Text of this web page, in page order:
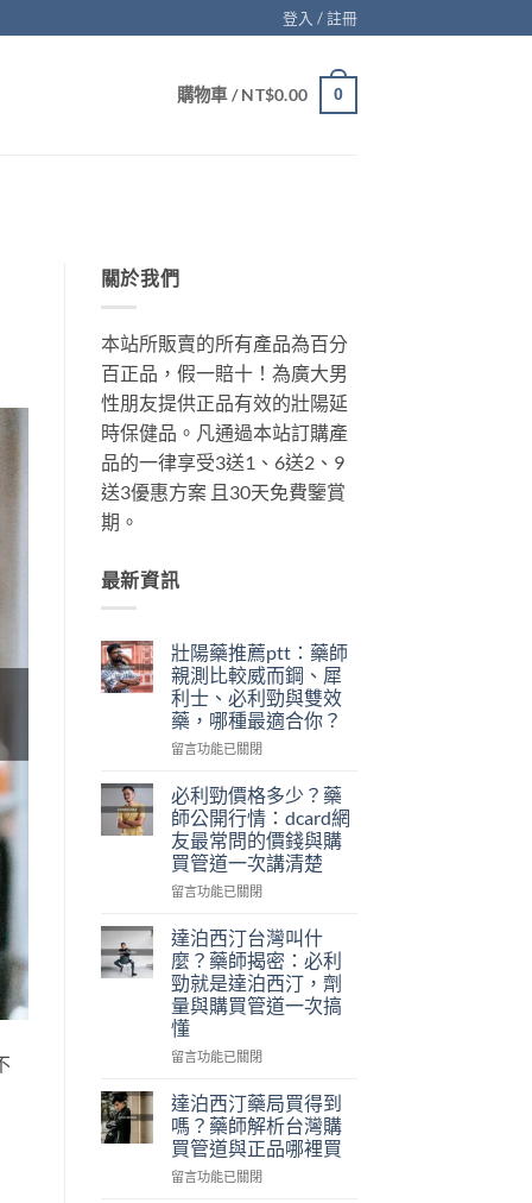
登入 / 註冊
購物車 /NT$0.00 0
關於我們
本站所販賣的所有產品為百分
百正品，假一賠十！為廣大男
性朋友提供正品有效的壯陽延
時保健品。凡通過本站訂購產
品的一律享受3送1、6送2、9
送3優惠方案 且30天免費鑒賞
期。
最新資訊
壯陽藥推薦ptt：藥師
親測比較威而鋼、犀
利士、必利勁與雙效
藥，哪種最適合你？
在
陽
藥
推
薦
ptt：
藥
親
測
比
較
威
而
鋼、
利
士、
必
利
勁
留言功能已關閉
必利勁價格多少？藥
師公開行情：dcard網
友最常問的價錢與購
買管道一次講清楚
在
利
勁
價
格
多
少？
藥
公
開
行
情：
dcard
留言功能已關閉
達泊西汀台灣叫什
麼？藥師揭密：必利
勁就是達泊西汀，劑
量與購買管道一次搞
懂
在
泊
西
汀
台
灣
留言功能已關閉
達泊西汀藥局買得到
嗎？藥師解析台灣購
買管道與正品哪裡買
在
留言功能已關閉